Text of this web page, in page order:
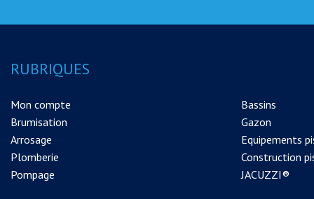
RUBRIQUES
Mon compte
Brumisation
Arrosage
Plomberie
Pompage
Bassins
Gazon
Equipements
Construction
JACUZZI®